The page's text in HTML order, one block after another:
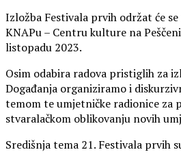
Izložba Festivala prvih održat će
KNAPu – Centru kulture na
listopadu 2023.
Osim odabira radova pristiglih za
Događanja organiziramo i
temom te umjetničke radionice za
stvaralačkom oblikovanju novih
Središnja tema 21. Festivala prvih